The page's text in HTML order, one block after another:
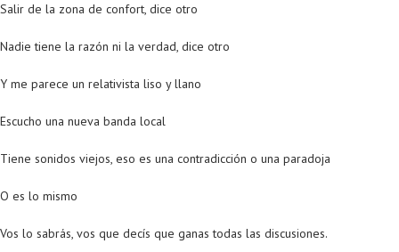
Salir de la zona de confort, dice otro
Nadie tiene la razón ni la verdad, dice otro
Y me parece un relativista liso y llano
Escucho una nueva banda local
Tiene sonidos viejos, eso es una contradicción o una paradoja
O es lo mismo
Vos lo sabrás, vos que decís que ganas todas las discusiones.